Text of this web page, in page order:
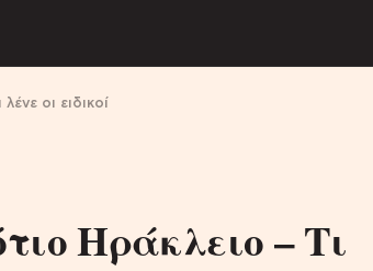
οι ειδικοί
Ηράκλειο – Τι